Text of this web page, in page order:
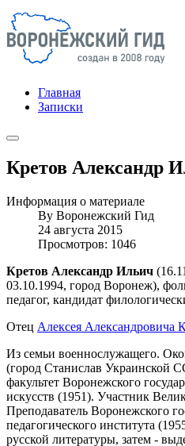
Главная
Записки
Кретов Александр
Информация о материале
By Воронежский Гид
24 августа 2015
Просмотров: 1046
Кретов Александр Ильич
03.10.1994, город Воронеж),
педагог, кандидат
Отец Алексея Александровича
Из семьи военнослужащего.
(город Станислав Украинской
факультет Воронежского
искусств (1951). Участник
Преподаватель Воронежского
педагогического института
русской литературы, затем -